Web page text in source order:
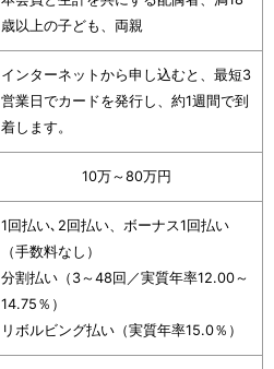
歳以上の子ども、両親
インターネットから申し込むと、最短3
営業日でカードを発行し、約1週間で到
着します。
10万～80万円
1回払い､2回払い、ボーナス1回払い
（手数料なし）
分割払い（3～48回／実質年率12.00～
14.75％）
リボルビング払い（実質年率15.0％）